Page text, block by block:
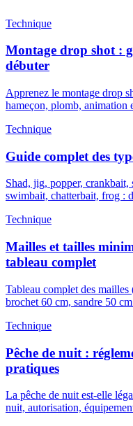
Technique
Montage drop shot :
débuter
Apprenez le montage drop
hameçon, plomb, animation
Technique
Guide complet des
Shad, jig, popper,
swimbait, chatterbait, frog :
Technique
Mailles et tailles
tableau complet
Tableau complet des
brochet 60 cm, sandre 50
Technique
Pêche de nuit :
pratiques
La pêche de nuit est-elle
nuit, autorisation,